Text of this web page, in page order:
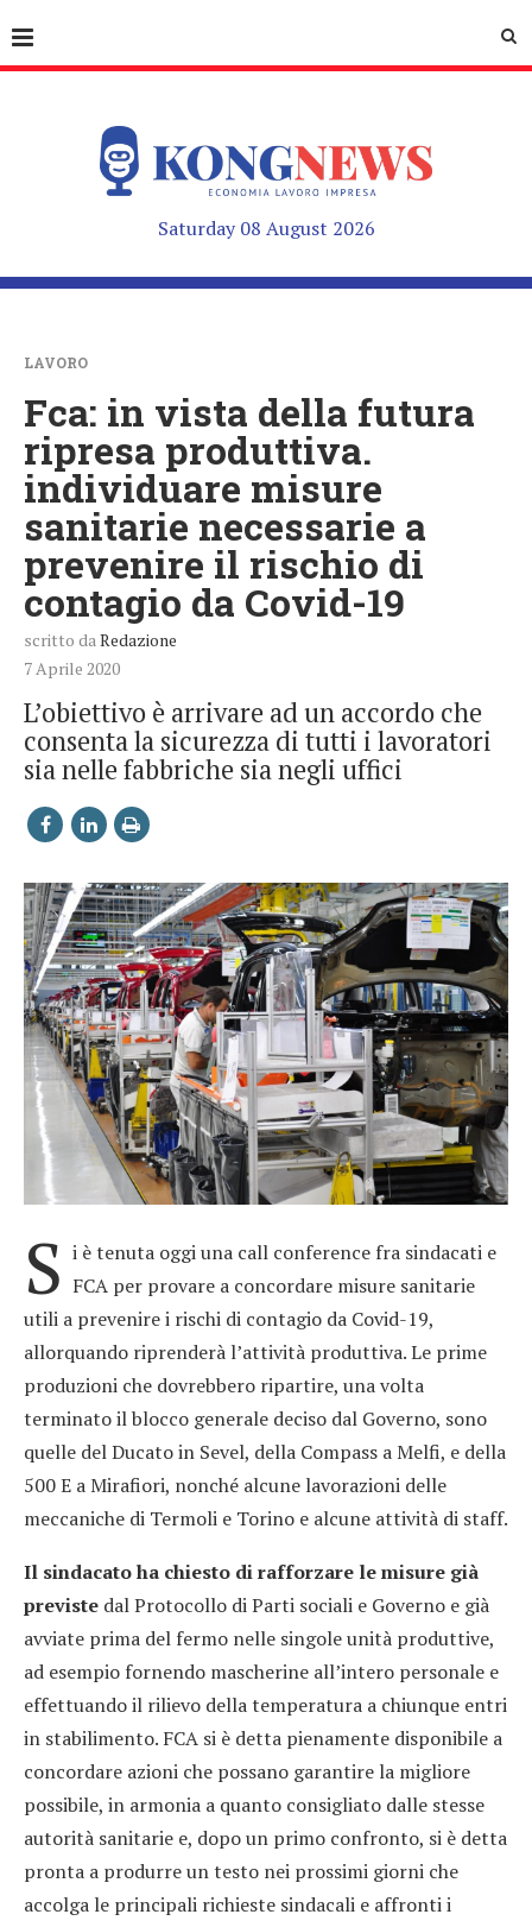
Saturday 08 August 2026
LAVORO
Fca: in vista della futura
ripresa produttiva.
individuare misure
sanitarie necessarie a
prevenire il rischio di
contagio da Covid-19
scritto da Redazione
7 Aprile 2020
L’obiettivo è arrivare ad un accordo che
consenta la sicurezza di tutti i lavoratori
sia nelle fabbriche sia negli uffici
S i è tenuta oggi una call conference fra sindacati e
FCA per provare a concordare misure sanitarie
utili a prevenire i rischi di contagio da Covid-19,
allorquando riprenderà l’attività produttiva. Le prime
produzioni che dovrebbero ripartire, una volta
terminato il blocco generale deciso dal Governo, sono
quelle del Ducato in Sevel, della Compass a Melfi, e della
500 E a Mirafiori, nonché alcune lavorazioni delle
meccaniche di Termoli e Torino e alcune attività di staff.
Il sindacato ha chiesto di rafforzare le misure già
previste dal Protocollo di Parti sociali e Governo e già
avviate prima del fermo nelle singole unità produttive,
ad esempio fornendo mascherine all’intero personale e
effettuando il rilievo della temperatura a chiunque entri
in stabilimento. FCA si è detta pienamente disponibile a
concordare azioni che possano garantire la migliore
possibile, in armonia a quanto consigliato dalle stesse
autorità sanitarie e, dopo un primo confronto, si è detta
pronta a produrre un testo nei prossimi giorni che
accolga le principali richieste sindacali e affronti i